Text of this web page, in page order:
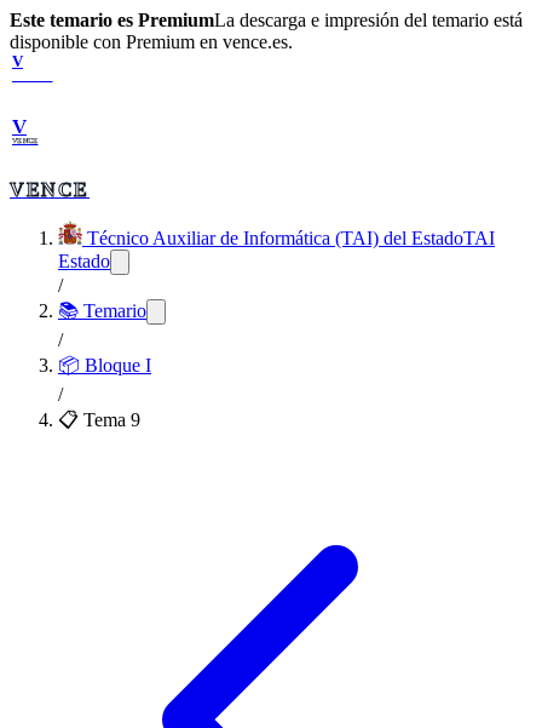
Este temario es PremiumLa descarga e impresión del temario está
disponible con Premium en vence.es.
V
V
VENCE
VENCE
Técnico Auxiliar de Informática (TAI) del EstadoTAI
Estado
/
📚 Temario
/
📦 Bloque I
/
📋 Tema 9